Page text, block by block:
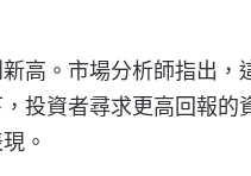
高。市場分析師指出，
投資者尋求更高回報的
。